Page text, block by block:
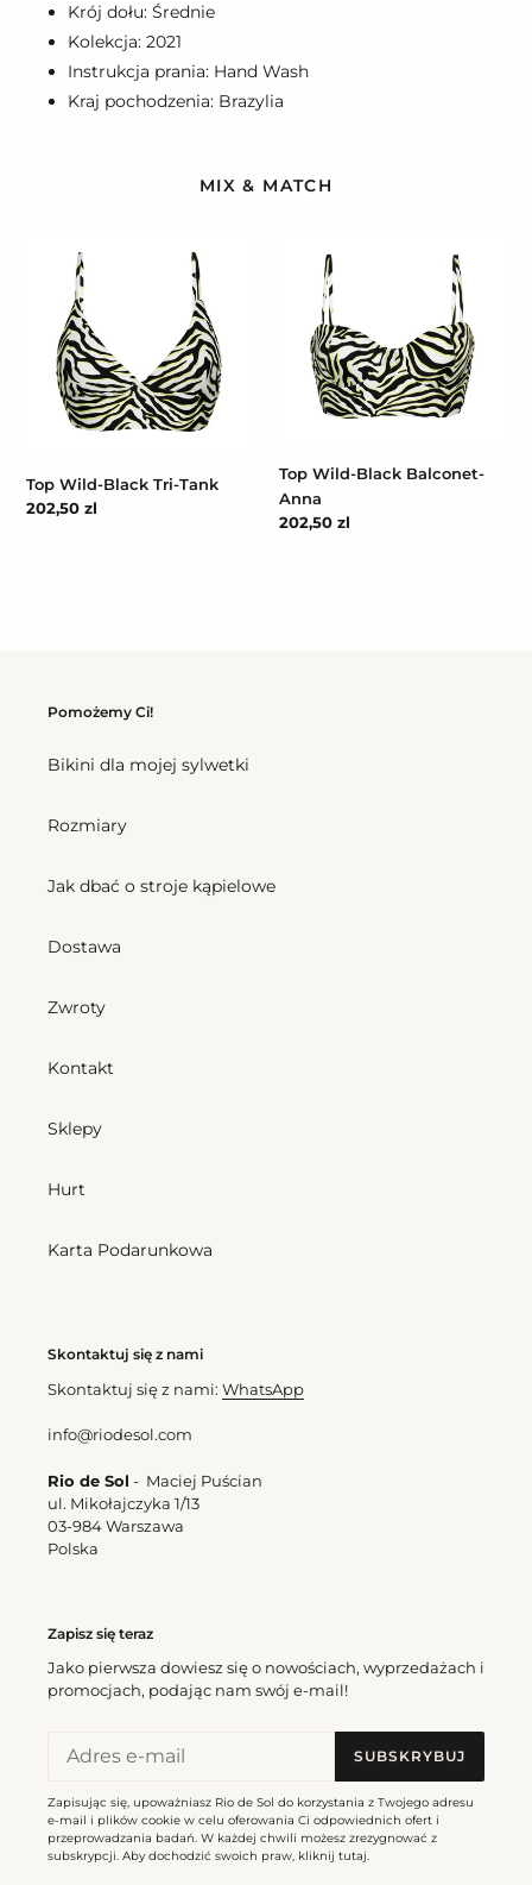
Krój dołu: Średnie
Kolekcja: 2021
Instrukcja prania: Hand Wash
Kraj pochodzenia: Brazylia
MIX & MATCH
Tank
Top Wild-Black Tri-Tank
Cena
202,50 zl
Black
Balconet-
Anna
Top Wild-Black Balconet-
Anna
Cena
202,50 zl
Pomożemy Ci!
Bikini dla mojej sylwetki
Rozmiary
Jak dbać o stroje kąpielowe
Dostawa
Zwroty
Kontakt
Sklepy
Hurt
Karta Podarunkowa
Skontaktuj się z nami
Skontaktuj się z nami: WhatsApp
info@riodesol.com
Rio de Sol - Maciej Puścian
ul. Mikołajczyka 1/13
03-984 Warszawa
Polska
Zapisz się teraz
Jako pierwsza dowiesz się o nowościach, wyprzedażach i
promocjach, podając nam swój e-mail!
SUBSKRYBUJ
Zapisując się, upoważniasz Rio de Sol do korzystania z Twojego adresu
e-mail i plików cookie w celu oferowania Ci odpowiednich ofert i
przeprowadzania badań. W każdej chwili możesz zrezygnować z
subskrypcji. Aby dochodzić swoich praw, kliknij tutaj